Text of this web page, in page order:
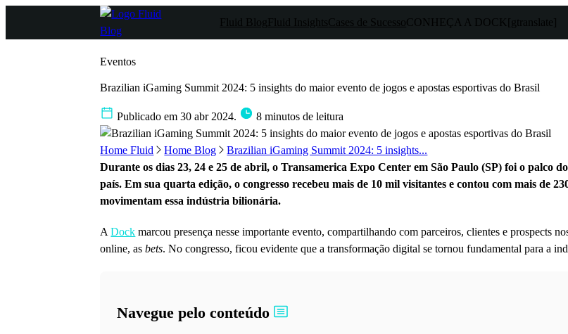
Fluid Blog Fluid InsightsCases de SucessoCONHEÇA A DOCK [gtranslate]
Eventos
Brazilian iGaming Summit 2024: 5 insights do maior evento de jogos e apostas esportivas do Brasil
Publicado em 30 abr 2024. 8 minutos de leitura
Home Fluid Home Blog
Brazilian iGaming Summit 2024: 5 insights...
Durante os dias 23, 24 e 25 de abril, o Transamerica Expo Center em São Paulo (SP) foi o palco
país. Em sua quarta edição, o congresso recebeu mais de 10 mil visitantes e contou com mais de
movimentam essa indústria bilionária.
ADock marcou presença nesse importante evento, compartilhando com parceiros, clientes e prospects
online, asbets. No congresso, ficou evidente que a transformação digital se tornou fundamental para a
Navegue pelo conteúdo